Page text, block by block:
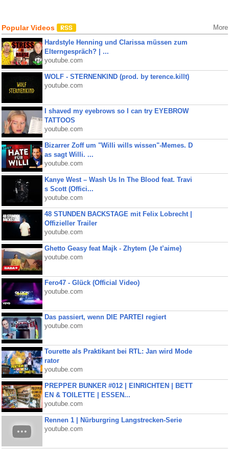
Popular Videos More
Hardstyle Henning und Clarissa müssen zum
Elterngespräch? | ...
youtube.com
WOLF - STERNENKIND (prod. by terence.killt)
youtube.com
I shaved my eyebrows so I can try EYEBROW
TATTOOS
youtube.com
Bizarrer Zoff um "Willi wills wissen"-Memes. D
as sagt Willi. ...
youtube.com
Kanye West – Wash Us In The Blood feat. Travi
s Scott (Offici...
youtube.com
48 STUNDEN BACKSTAGE mit Felix Lobrecht |
Offizieller Trailer
youtube.com
Ghetto Geasy feat Majk - Zhytem (Je t’aime)
youtube.com
Fero47 - Glück (Official Video)
youtube.com
Das passiert, wenn DIE PARTEI regiert
youtube.com
Tourette als Praktikant bei RTL: Jan wird Mode
rator
youtube.com
PREPPER BUNKER #012 | EINRICHTEN | BETT
EN & TOILETTE | ESSEN...
youtube.com
Rennen 1 | Nürburgring Langstrecken-Serie
youtube.com